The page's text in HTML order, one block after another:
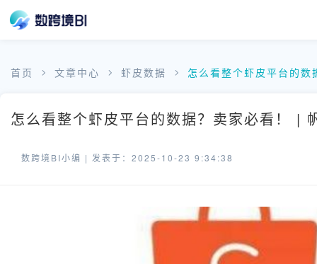
首页 文章中心 虾皮数据 怎么看整个虾皮平台的数
怎么看整个虾皮平台的数据？卖家必看！ |
数跨境BI小编 | 发表于：2025-10-23 9:34:38